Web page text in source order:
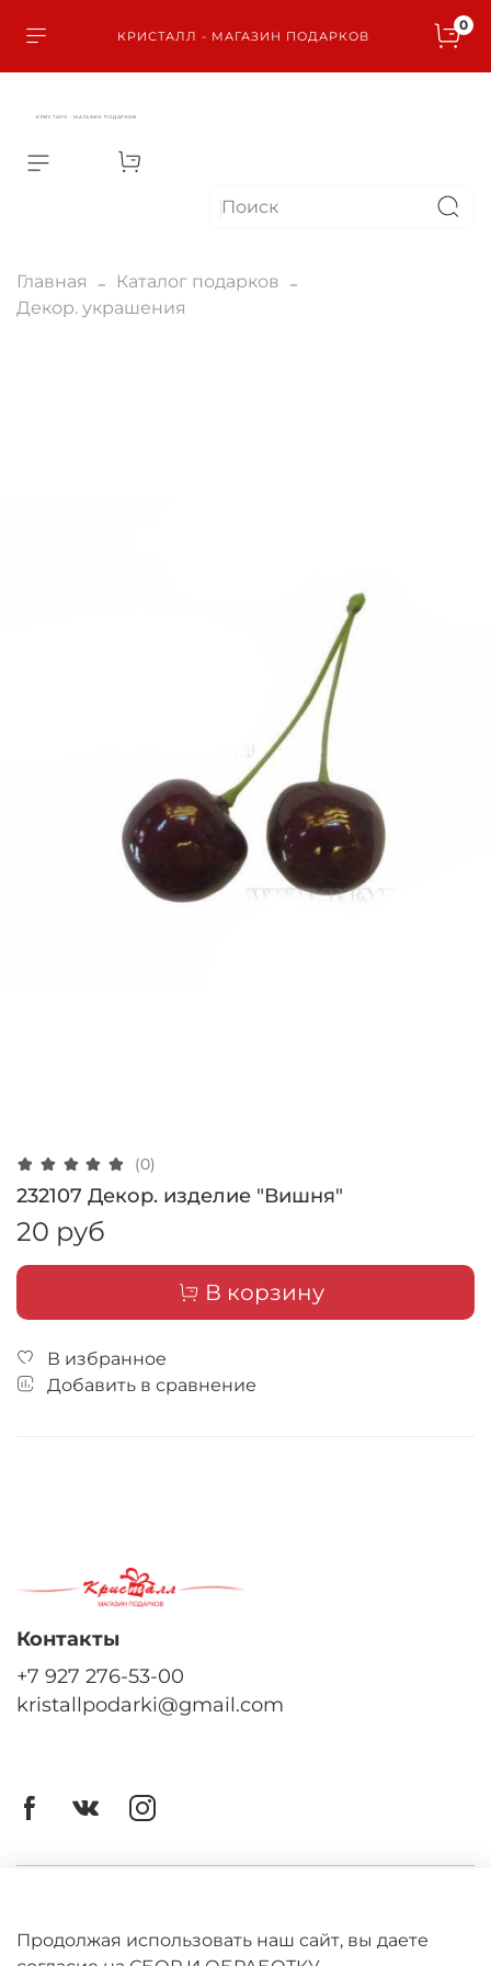
КРИСТАЛЛ - МАГАЗИН ПОДАРКОВ
0
КРИСТАЛЛ - МАГАЗИН ПОДАРКОВ
Главная
Каталог подарков
Декор. украшения
(0)
232107 Декор. изделие "Вишня"
20 руб
В корзину
В избранное
Добавить в сравнение
Оферта
Контакты
+7 927 276-53-00
kristallpodarki@gmail.com
Продолжая использовать наш сайт, вы даете